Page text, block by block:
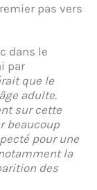
pas vers
dans le
par
que le
adulte.
sur cette
beaucoup
pour une
la
des